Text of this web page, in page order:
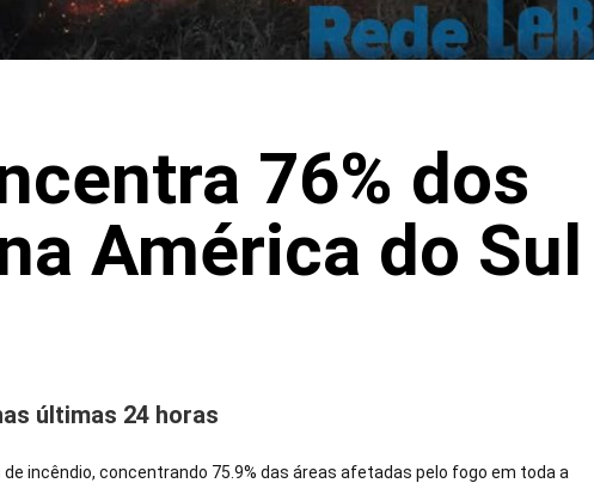
76% dos
América do Sul
últimas 24 horas
incêndio, concentrando 75.9% das áreas afetadas pelo fogo em toda a